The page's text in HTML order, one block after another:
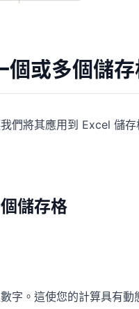
個或多個儲
們將其應用到 Excel 儲
儲存格
字。這使您的計算具有